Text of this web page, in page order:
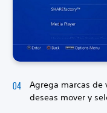
Agrega marcas de
deseas mover y